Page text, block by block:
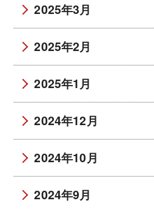
2025年3月
2025年2月
2025年1月
2024年12月
2024年10月
2024年9月